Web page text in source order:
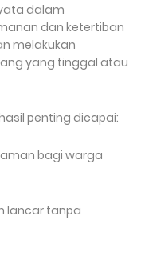
dalam
dan ketertiban
melakukan
yang tinggal atau
penting dicapai:
bagi warga
lancar tanpa